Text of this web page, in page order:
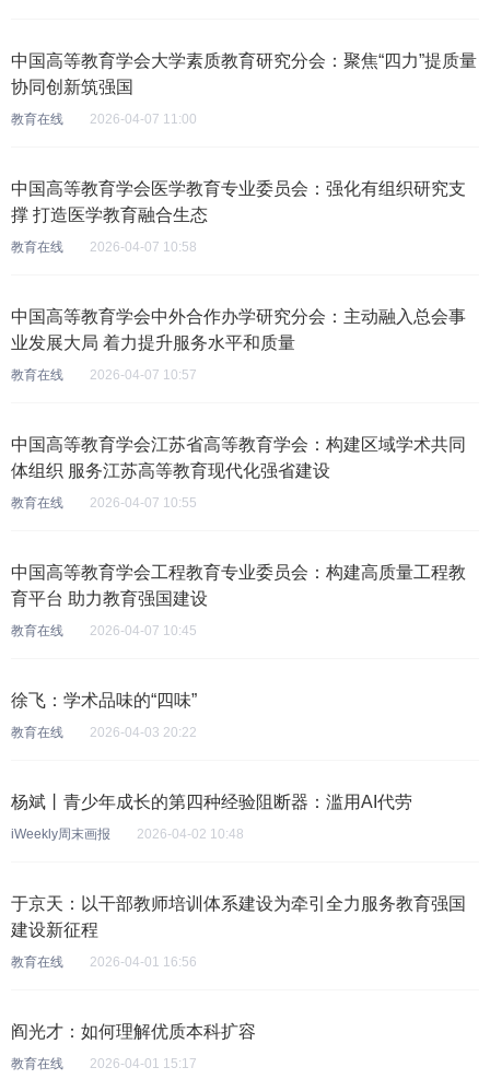
中国高等教育学会大学素质教育研究分会：聚焦“四力”提质量
协同创新筑强国
教育在线 2026-04-07 11:00
中国高等教育学会医学教育专业委员会：强化有组织研究支
撑 打造医学教育融合生态
教育在线 2026-04-07 10:58
中国高等教育学会中外合作办学研究分会：主动融入总会事
业发展大局 着力提升服务水平和质量
教育在线 2026-04-07 10:57
中国高等教育学会江苏省高等教育学会：构建区域学术共同
体组织 服务江苏高等教育现代化强省建设
教育在线 2026-04-07 10:55
中国高等教育学会工程教育专业委员会：构建高质量工程教
育平台 助力教育强国建设
教育在线 2026-04-07 10:45
徐飞：学术品味的“四味”
教育在线 2026-04-03 20:22
杨斌丨青少年成长的第四种经验阻断器：滥用AI代劳
iWeekly周末画报 2026-04-02 10:48
于京天：以干部教师培训体系建设为牵引全力服务教育强国
建设新征程
教育在线 2026-04-01 16:56
阎光才：如何理解优质本科扩容
教育在线 2026-04-01 15:17